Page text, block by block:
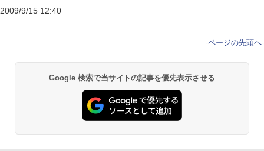
2009/9/15 12:40
-ページの先頭へ-
Google 検索で当サイトの記事を優先表示させる